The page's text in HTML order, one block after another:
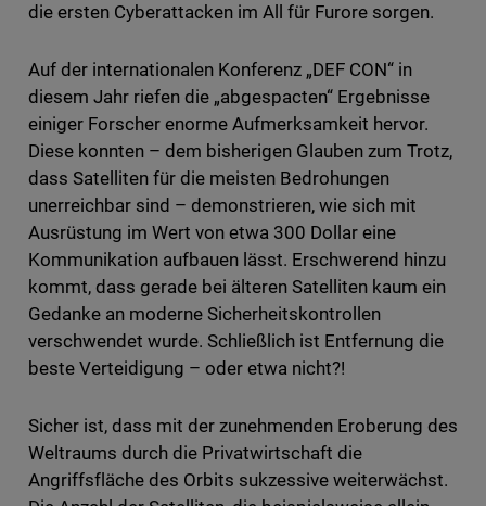
die ersten Cyberattacken im All für Furore sorgen.
Auf der internationalen Konferenz „DEF CON“ in
diesem Jahr riefen die „abgespacten“ Ergebnisse
einiger Forscher enorme Aufmerksamkeit hervor.
Diese konnten – dem bisherigen Glauben zum Trotz,
dass Satelliten für die meisten Bedrohungen
unerreichbar sind – demonstrieren, wie sich mit
Ausrüstung im Wert von etwa 300 Dollar eine
Kommunikation aufbauen lässt. Erschwerend hinzu
kommt, dass gerade bei älteren Satelliten kaum ein
Gedanke an moderne Sicherheitskontrollen
verschwendet wurde. Schließlich ist Entfernung die
beste Verteidigung – oder etwa nicht?!
Sicher ist, dass mit der zunehmenden Eroberung des
Weltraums durch die Privatwirtschaft die
Angriffsfläche des Orbits sukzessive weiterwächst.